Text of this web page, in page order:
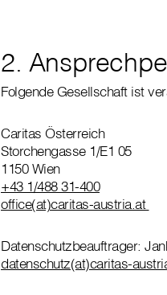
2.
Folgende Gesellschaft ist
Caritas Österreich
Storchengasse 1/E1 05
1150 Wien
+43 1/488 31-400
office(at)caritas-austria.at
Datenschutzbeauftrager:
datenschutz(at)caritas-